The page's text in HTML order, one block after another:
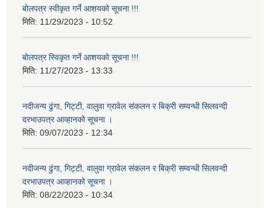
बोलपत्र स्वीकृत गर्ने आशयको सूचना !!!
मिति: 11/29/2023 - 10:52
बोलपत्र स्विकृत गर्ने आशयको सूचना !!!
मिति: 11/27/2023 - 13:33
नदीजन्य ढुंगा, गिट्टी, वालुवा ग्रावेल संकलन र बिक्री सम्वन्धी सिलवन्दी
दरभाउपत्र आव्हानको सूचना ।
मिति: 09/07/2023 - 12:34
नदीजन्य ढुंगा, गिट्टी, वालुवा ग्रावेल संकलन र बिक्री सम्वन्धी सिलवन्दी
दरभाउपत्र आव्हानको सूचना ।
मिति: 08/22/2023 - 10:34